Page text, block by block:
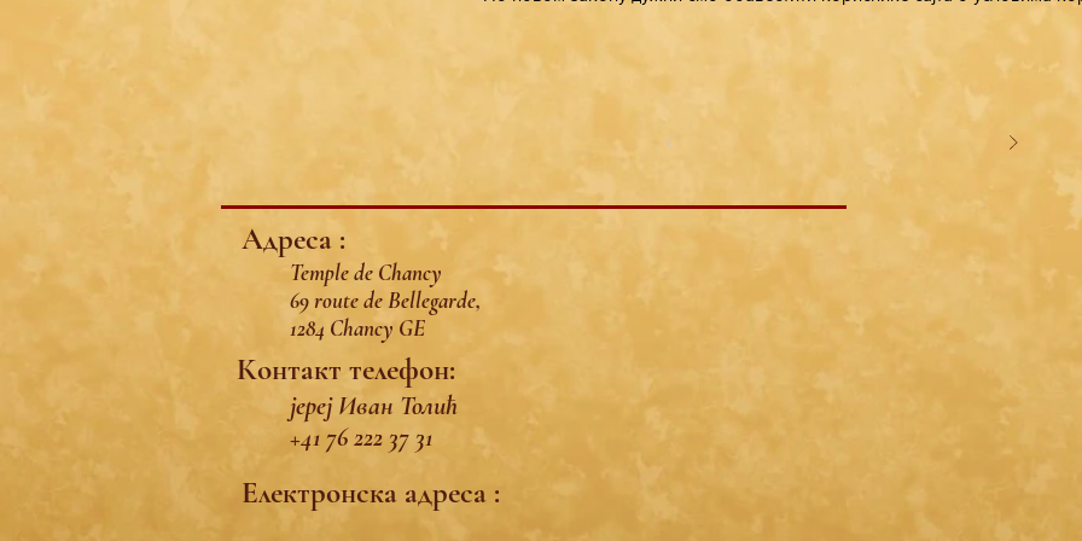
Адреса :
Temple de Chancy
69 route de Bellegarde,
1284 Chancy GE
Контакт телефон:
јереј Иван Толић
+41 76 222 37 31
Електронска адреса :